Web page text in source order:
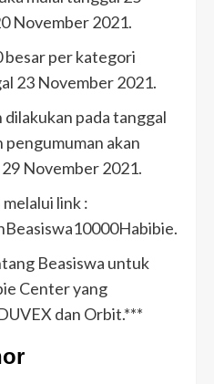
November 2021.
besar per kategori
23 November 2021.
pada tanggal
akan
November 2021.
link :
Beasiswa untuk
Center yang
dan Orbit.***